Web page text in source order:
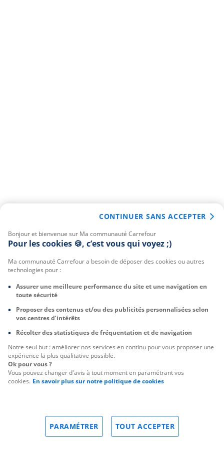
Bonjour et bienvenue sur Ma communauté Carrefour
Pour les cookies 🍪, c’est vous qui voyez ;)
Ma communauté Carrefour a besoin de déposer des cookies ou autres
technologies pour :
Assurer une meilleure performance du site et une navigation en
toute sécurité
Proposer des contenus et/ou des publicités personnalisées selon
vos centres d’intérêts
Récolter des statistiques de fréquentation et de navigation
Notre seul but : améliorer nos services en continu pour vous proposer une
expérience la plus qualitative possible.
Ok pour vous ?
Vous pouvez changer d'avis à tout moment en paramétrant vos
cookies. En savoir plus sur notre politique de cookies
TOUT ACCEPTER
PARAMÉTRER
CONTINUER SANS ACCEPTER